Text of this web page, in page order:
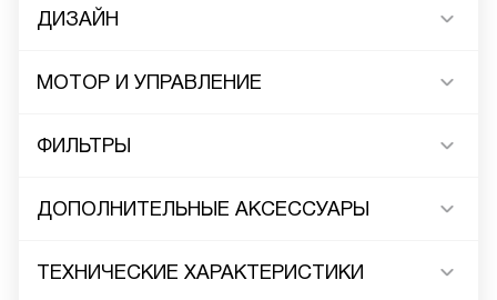
ДИЗАЙН
МОТОР И УПРАВЛЕНИЕ
ФИЛЬТРЫ
ДОПОЛНИТЕЛЬНЫЕ АКСЕССУАРЫ
ТЕХНИЧЕСКИЕ ХАРАКТЕРИСТИКИ